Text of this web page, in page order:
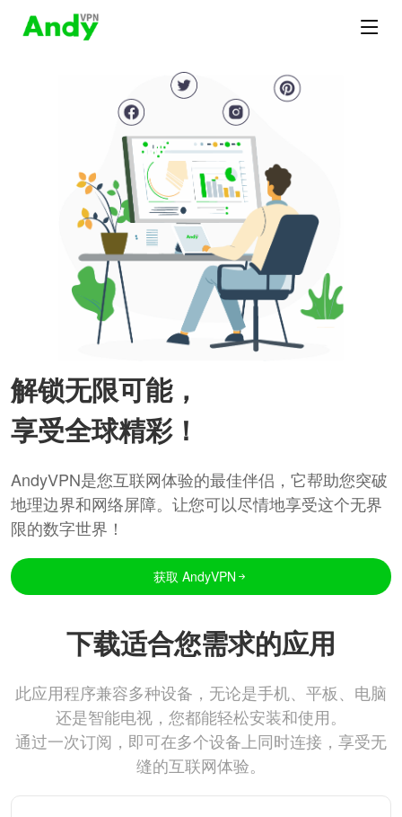
解锁无限可能，
享受全球精彩！
AndyVPN是您互联网体验的最佳伴侣，它帮助您突破
地理边界和网络屏障。让您可以尽情地享受这个无界
限的数字世界！
获取 AndyVPN
下载适合您需求的应用
此应用程序兼容多种设备，无论是手机、平板、电脑
还是智能电视，您都能轻松安装和使用。
通过一次订阅，即可在多个设备上同时连接，享受无
缝的互联网体验。